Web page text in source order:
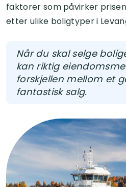
faktorer som påvirker
etter ulike boligtyper i
Når du skal selge
kan riktig
forskjellen mellom et
fantastisk salg.